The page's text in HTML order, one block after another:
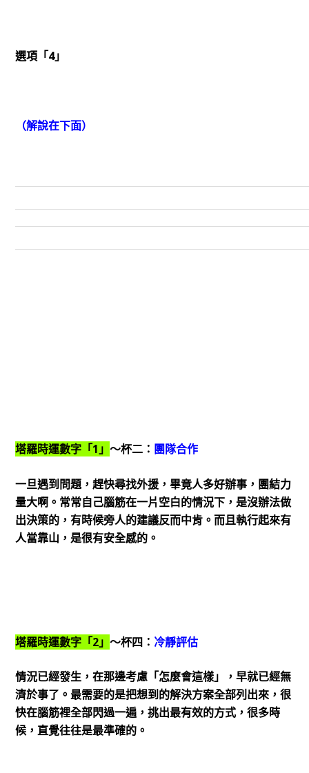
選項「4」
（解說在下面）
塔羅時運數字「1」 ～杯二： 團隊合作
一旦遇到問題，趕快尋找外援，畢竟人多好辦事，團結力
量大啊。常常自己腦筋在一片空白的情況下，是沒辦法做
出決策的，有時候旁人的建議反而中肯。而且執行起來有
人當靠山，是很有安全感的。
塔羅時運數字「2」 ～杯四： 冷靜評估
情況已經發生，在那邊考慮「怎麼會這樣」，早就已經無
濟於事了。最需要的是把想到的解決方案全部列出來，很
快在腦筋裡全部閃過一遍，挑出最有效的方式，很多時
候，直覺往往是最準確的。